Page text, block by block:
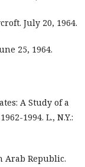
July 20, 1964.
25, 1964.
A Study of a
1994. L., N.Y.:
Arab Republic.